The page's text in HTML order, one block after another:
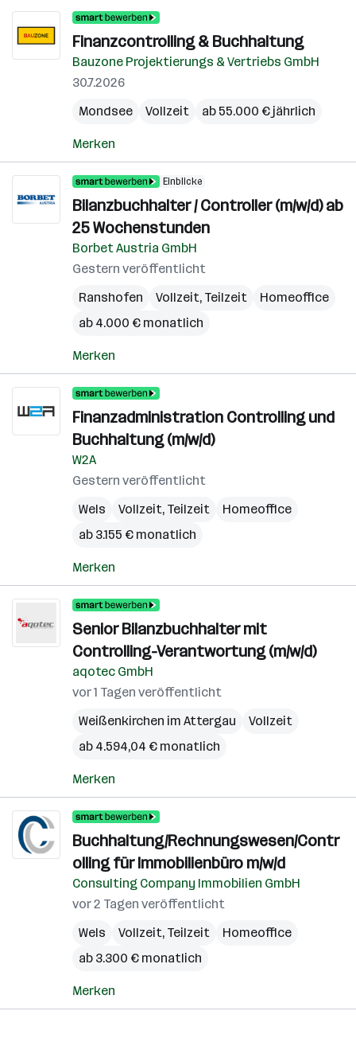
Finanzcontrolling & Buchhaltung
Bauzone Projektierungs & Vertriebs GmbH
30.7.2026
Mondsee
Vollzeit ab 55.000 € jährlich
Merken
Einblicke
Bilanzbuchhalter / Controller (m/w/d) ab
25 Wochenstunden
Borbet Austria GmbH
Gestern veröffentlicht
Ranshofen
Vollzeit, Teilzeit
Homeoffice
ab 4.000 € monatlich
Merken
Finanzadministration Controlling und
Buchhaltung (m/w/d)
W2A
Gestern veröffentlicht
Wels
Vollzeit, Teilzeit
Homeoffice
ab 3.155 € monatlich
Merken
Senior Bilanzbuchhalter mit
Controlling-Verantwortung (m/w/d)
aqotec GmbH
vor 1 Tagen veröffentlicht
Weißenkirchen im Attergau
Vollzeit
ab 4.594,04 € monatlich
Merken
Buchhaltung/Rechnungswesen/Contr
olling für Immobilienbüro m/w/d
Consulting Company Immobilien GmbH
vor 2 Tagen veröffentlicht
Wels
Vollzeit, Teilzeit
Homeoffice
ab 3.300 € monatlich
Merken